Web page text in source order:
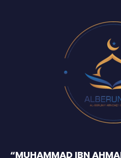
“MUHAMMAD IBN